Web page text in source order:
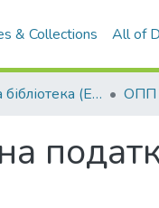
& Collections All of
Електронна бібліотека (E-Book)